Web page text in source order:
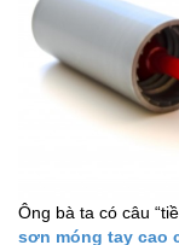
Ông bà ta có câu
sơn móng tay cao